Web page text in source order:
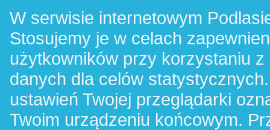
W serwisie internetowym
Stosujemy je w celach
użytkowników przy korzystaniu
danych dla celów
ustawień Twojej przeglądarki
Twoim urządzeniu końcowym.